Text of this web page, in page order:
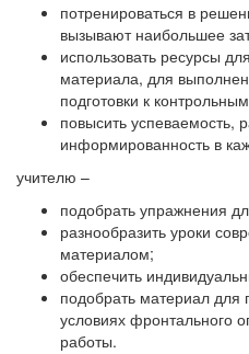
потренироваться в
вызывают наибольшее
использовать ресурсы
материала, для
подготовки к
повысить успеваемость,
информированность в
учителю –
подобрать упражнения
разнообразить уроки
материалом;
обеспечить
подобрать материал для
условиях фронтального
работы.